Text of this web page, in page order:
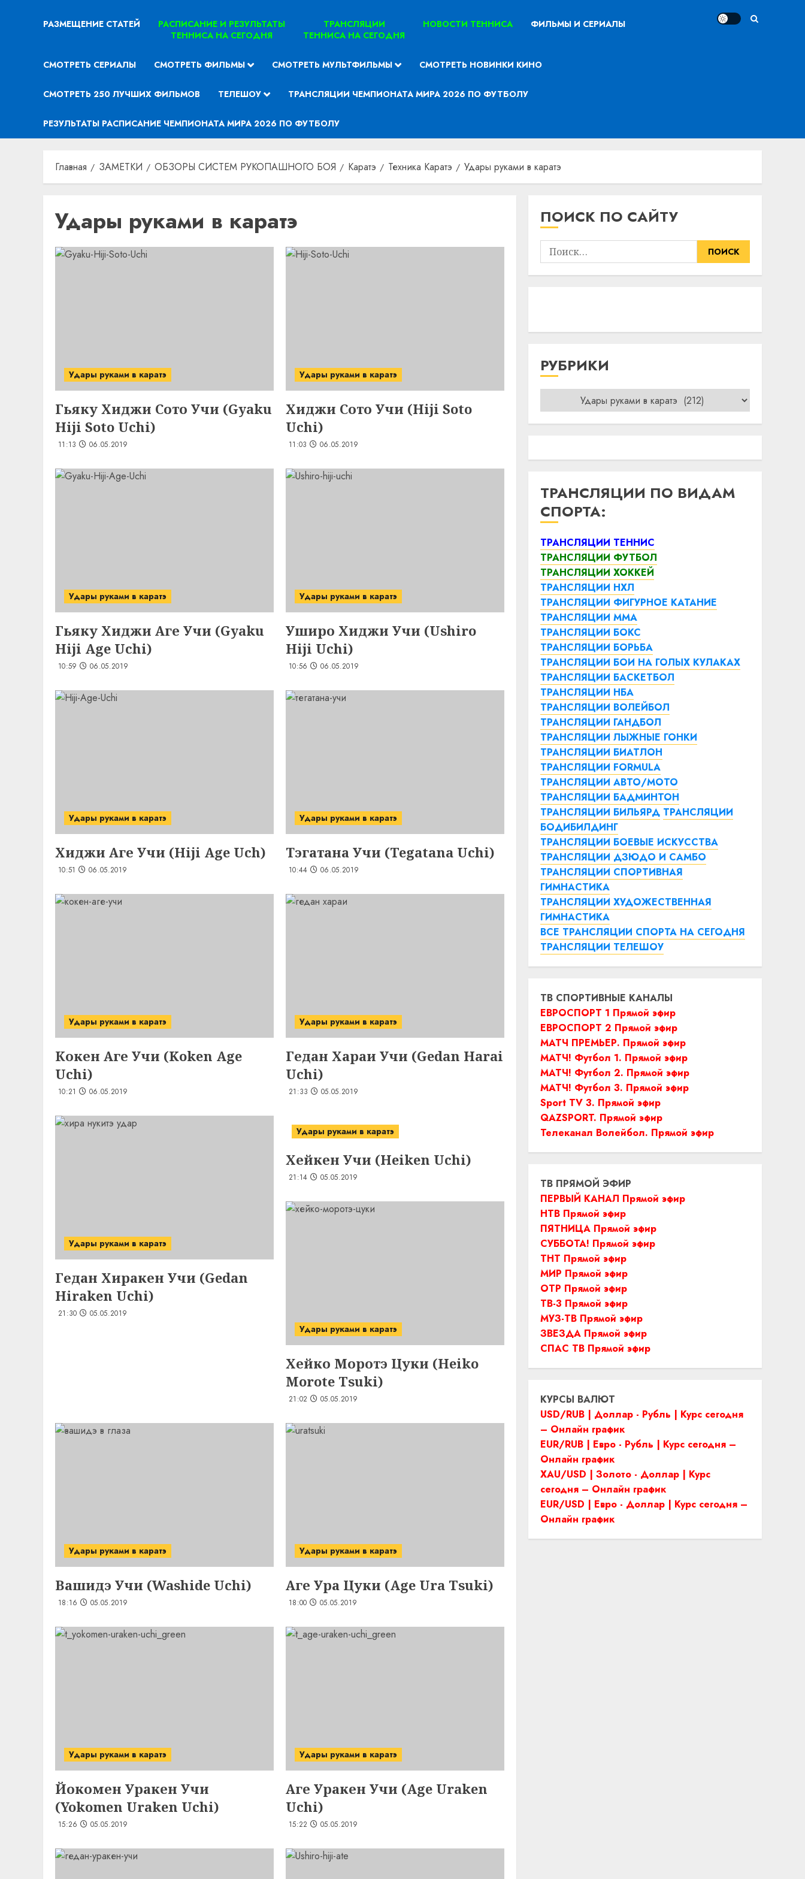
РАЗМЕЩЕНИЕ СТАТЕЙ
РАСПИСАНИЕ И РЕЗУЛЬТАТЫ
ТЕННИСА НА СЕГОДНЯ
ТРАНСЛЯЦИИ
ТЕННИСА НА СЕГОДНЯ
НОВОСТИ ТЕННИСА ФИЛЬМЫ И СЕРИАЛЫ
СМОТРЕТЬ СЕРИАЛЫ СМОТРЕТЬ ФИЛЬМЫ СМОТРЕТЬ МУЛЬТФИЛЬМЫ СМОТРЕТЬ НОВИНКИ КИНО
СМОТРЕТЬ 250 ЛУЧШИХ ФИЛЬМОВ ТЕЛЕШОУ ТРАНСЛЯЦИИ ЧЕМПИОНАТА МИРА 2026 ПО ФУТБОЛУ
РЕЗУЛЬТАТЫ РАСПИСАНИЕ ЧЕМПИОНАТА МИРА 2026 ПО ФУТБОЛУ
Главная ЗАМЕТКИ ОБЗОРЫ СИСТЕМ РУКОПАШНОГО БОЯ Каратэ Техника Каратэ Удары руками в каратэ
Удары руками в каратэ
Удары руками в каратэ
Гьяку Хиджи Сото Учи (Gyaku
Hiji Soto Uchi)
11:13 06.05.2019
Удары руками в каратэ
Хиджи Сото Учи (Hiji Soto
Uchi)
11:03 06.05.2019
Удары руками в каратэ
Гьяку Хиджи Аге Учи (Gyaku
Hiji Age Uchi)
10:59 06.05.2019
Удары руками в каратэ
Уширо Хиджи Учи (Ushiro
Hiji Uchi)
10:56 06.05.2019
Удары руками в каратэ
Хиджи Аге Учи (Hiji Age Uch)
10:51 06.05.2019
Удары руками в каратэ
Тэгатана Учи (Tegatana Uchi)
10:44 06.05.2019
Удары руками в каратэ
Кокен Аге Учи (Koken Age
Uchi)
10:21 06.05.2019
Удары руками в каратэ
Гедан Хараи Учи (Gedan Harai
Uchi)
21:33 05.05.2019
Удары руками в каратэ
Гедан Хиракен Учи (Gedan
Hiraken Uchi)
21:30 05.05.2019
Удары руками в каратэ
Хейкен Учи (Heiken Uchi)
21:14 05.05.2019
Удары руками в каратэ
Хейко Моротэ Цуки (Heiko
Morote Tsuki)
21:02 05.05.2019
Удары руками в каратэ
Вашидэ Учи (Washide Uchi)
18:16 05.05.2019
Удары руками в каратэ
Аге Ура Цуки (Age Ura Tsuki)
18:00 05.05.2019
Удары руками в каратэ
Йокомен Уракен Учи
(Yokomen Uraken Uchi)
15:26 05.05.2019
Удары руками в каратэ
Аге Уракен Учи (Age Uraken
Uchi)
15:22 05.05.2019
ПОИСК ПО САЙТУ
Найти:
РУБРИКИ
ТРАНСЛЯЦИИ ПО ВИДАМ
СПОРТА:
ТРАНСЛЯЦИИ ТЕННИС
ТРАНСЛЯЦИИ ФУТБОЛ
ТРАНСЛЯЦИИ ХОККЕЙ
ТРАНСЛЯЦИИ НХЛ
ТРАНСЛЯЦИИ ФИГУРНОЕ КАТАНИЕ
ТРАНСЛЯЦИИ ММА
ТРАНСЛЯЦИИ БОКС
ТРАНСЛЯЦИИ БОРЬБА
ТРАНСЛЯЦИИ БОИ НА ГОЛЫХ КУЛАКАХ
ТРАНСЛЯЦИИ БАСКЕТБОЛ
ТРАНСЛЯЦИИ НБА
ТРАНСЛЯЦИИ ВОЛЕЙБОЛ
ТРАНСЛЯЦИИ ГАНДБОЛ
ТРАНСЛЯЦИИ ЛЫЖНЫЕ ГОНКИ
ТРАНСЛЯЦИИ БИАТЛОН
ТРАНСЛЯЦИИ FORMULA
ТРАНСЛЯЦИИ АВТО/МОТО
ТРАНСЛЯЦИИ БАДМИНТОН
ТРАНСЛЯЦИИ БИЛЬЯРД ТРАНСЛЯЦИИ
БОДИБИЛДИНГ
ТРАНСЛЯЦИИ БОЕВЫЕ ИСКУССТВА
ТРАНСЛЯЦИИ ДЗЮДО И САМБО
ТРАНСЛЯЦИИ СПОРТИВНАЯ
ГИМНАСТИКА
ТРАНСЛЯЦИИ ХУДОЖЕСТВЕННАЯ
ГИМНАСТИКА
ВСЕ ТРАНСЛЯЦИИ СПОРТА НА СЕГОДНЯ
ТРАНСЛЯЦИИ ТЕЛЕШОУ
ТВ СПОРТИВНЫЕ КАНАЛЫ
ЕВРОСПОРТ 1 Прямой эфир
ЕВРОСПОРТ 2 Прямой эфир
МАТЧ ПРЕМЬЕР. Прямой эфир
МАТЧ! Футбол 1. Прямой эфир
МАТЧ! Футбол 2. Прямой эфир
МАТЧ! Футбол 3. Прямой эфир
Sport TV 3. Прямой эфир
QAZSPORT. Прямой эфир
Телеканал Волейбол. Прямой эфир
ТВ ПРЯМОЙ ЭФИР
ПЕРВЫЙ КАНАЛ Прямой эфир
НТВ Прямой эфир
ПЯТНИЦА Прямой эфир
СУББОТА! Прямой эфир
ТНТ Прямой эфир
МИР Прямой эфир
ОТР Прямой эфир
ТВ-3 Прямой эфир
МУЗ-ТВ Прямой эфир
ЗВЕЗДА Прямой эфир
СПАС ТВ Прямой эфир
КУРСЫ ВАЛЮТ
USD/RUB | Доллар - Рубль | Курс сегодня
– Онлайн график
EUR/RUB | Евро - Рубль | Курс сегодня –
Онлайн график
XAU/USD | Золото - Доллар | Курс
сегодня – Онлайн график
EUR/USD | Евро - Доллар | Курс сегодня –
Онлайн график